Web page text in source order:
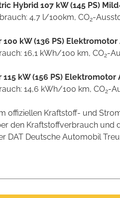
Hybrid 107 kW (145 PS)
4,7 l/100km, CO2-
kW (136 PS)
16,1 kWh/100 km, CO2-
kW (156 PS) Elektromotor
14,6 kWh/100 km, CO2-
offiziellen Kraftstoff- und
den Kraftstoffverbrauch und
DAT Deutsche Automobil